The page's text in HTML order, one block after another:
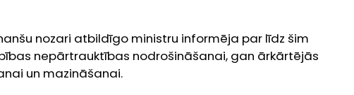
nozari atbildīgo ministru informēja par līdz šim
nepārtrauktības nodrošināšanai, gan ārkārtējās
un mazināšanai.